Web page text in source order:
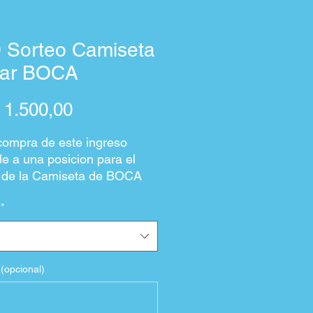
Sorteo Camiseta
BOCA
Precio
de este ingreso
a una posicion para el
la Camiseta de BOCA
de hará entre 50
cada uno del valor de
de Ingresos que desee.
*